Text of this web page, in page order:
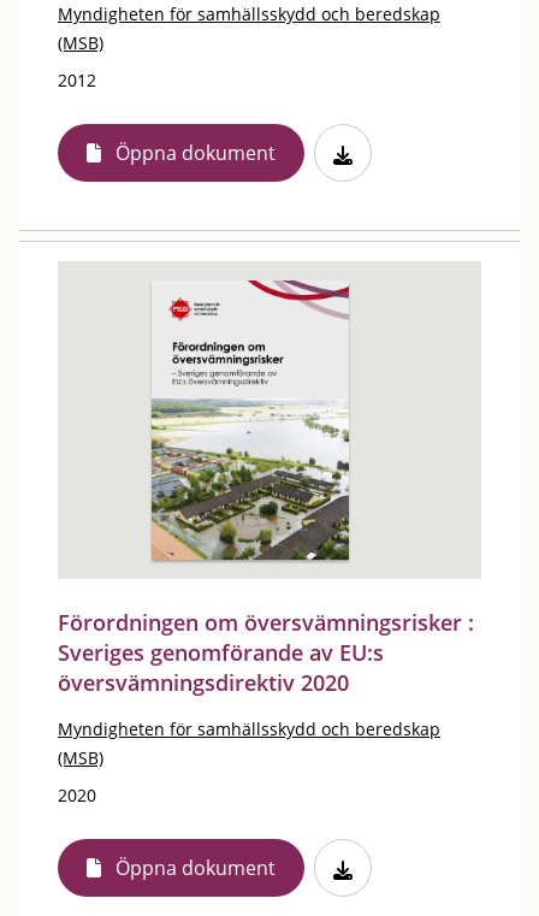
Myndigheten för samhällsskydd och beredskap
(MSB)
2012
Öppna dokument
Förordningen om översvämningsrisker :
Sveriges genomförande av EU:s
översvämningsdirektiv 2020
Myndigheten för samhällsskydd och beredskap
(MSB)
2020
Öppna dokument